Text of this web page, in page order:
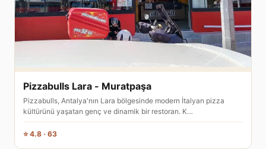
Pizzabulls Lara - Muratpaşa
Pizzabulls, Antalya'nın Lara bölgesinde modern İtalyan pizza
kültürünü yaşatan genç ve dinamik bir restoran. K…
⭐ 4.8 · 63